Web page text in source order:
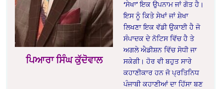
ਪਿਆਰਾ ਸਿੰਘ ਕੁੱਦੋਵਾਲ
‘ਸੇਖਾ’ ਇਕ ਉਪਨਾਮ ਜਾਂ ਗੋਤ ਹੈ।
ਇਸ ਨੂੰ ਕਿਤੇ ਸੇਖਾਂ ਜਾਂ ਸ਼ੇਖਾ
ਲਿਖਣਾ ਇਕ ਵੱਡੀ ਉਕਾਈ ਹੈ ਜੋ
ਸੰਪਾਦਕ ਦੇ ਨੋਟਿਸ ਵਿੱਚ ਹੈ ਤੇ
ਅਗਲੇ ਐਡੀਸ਼ਨ ਵਿੱਚ ਸੋਧੀ ਜਾ
ਸਕੇਗੀ। ਹੋਰ ਵੀ ਬਹੁਤ ਸਾਰੇ
ਕਹਾਣੀਕਾਰ ਹਨ ਜੋ ਪ੍ਰਤਿਨਿਧ
ਪੰਜਾਬੀ ਕਹਾਣੀਆਂ ਦਾ ਹਿੱਸਾ ਬਣ